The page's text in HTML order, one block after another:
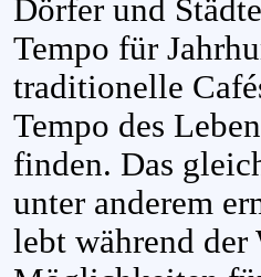
Dörfer und
Tempo für
traditionelle
Tempo des
finden. Das
unter anderem
lebt während der